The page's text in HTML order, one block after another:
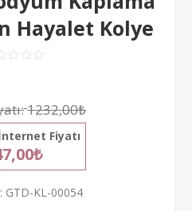
Hayalet Kolye
1232,00₺
Fiyatı
GTD-KL-00054